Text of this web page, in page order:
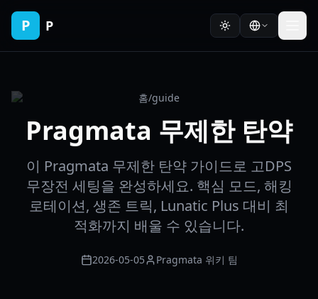
P P
홈/guide
Pragmata 무제한 탄약
이 Pragmata 무제한 탄약 가이드로 고DPS
무장전 세팅을 완성하세요. 핵심 모드, 해킹
로테이션, 생존 트릭, Lunatic Plus 대비 최
적화까지 배울 수 있습니다.
2026-05-05 Pragmata 위키 팀